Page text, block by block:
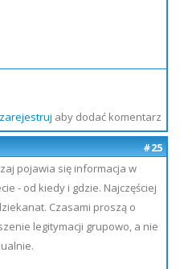
zarejestruj aby dodać komentarz
#25
pojawia się informacja w
- od kiedy i gdzie. Najczęściej
Czasami proszą o
legitymacji grupowo, a nie